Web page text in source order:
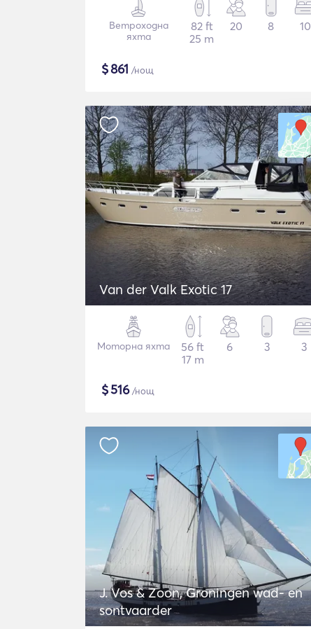
Ветроходна
яхта
82 ft
25 m
20 8 10
$861 /нощ
Van der Valk Exotic 17
Моторна яхта
56 ft
17 m
6 3 3
$516/нощ
J. Vos & Zoon, Groningen wad- en
sontvaarder